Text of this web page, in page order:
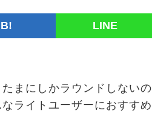
B! LINE
まにしかラウンドしないの
ライトユーザーにおすすめ